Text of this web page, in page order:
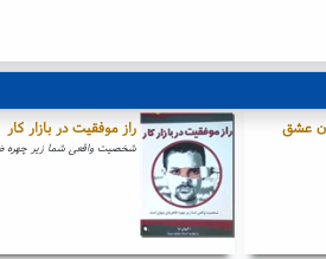
عشق راز موفقیت در بازار کار
شخصیت واقعی شما زیر چهره